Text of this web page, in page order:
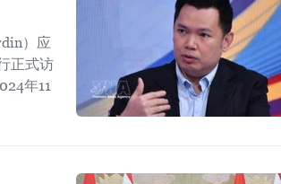
）应
正式访
年11